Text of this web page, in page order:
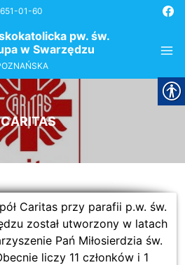
01-60
pw. św.
w Swarzędzu
CARITAS
przy parafii p.w. św.
został utworzony w latach
Pań Miłosierdzia św.
liczy 11 członków i 1